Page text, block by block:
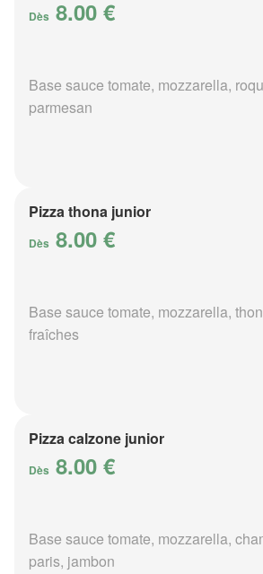
Dès 8.00 €
Base sauce tomate, mozzarella,
parmesan
Pizza thona junior
Dès 8.00 €
Base sauce tomate, mozzarella,
fraîches
Pizza calzone junior
Dès 8.00 €
Base sauce tomate, mozzarella,
paris, jambon